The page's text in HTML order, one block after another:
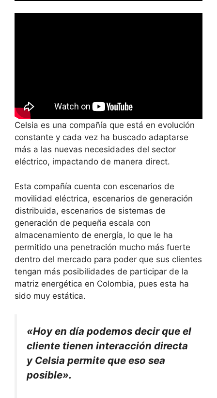
Celsia es una compañía que está en evolución
constante y cada vez ha buscado adaptarse
más a las nuevas necesidades del sector
eléctrico, impactando de manera direct.
Esta compañía cuenta con escenarios de
movilidad eléctrica, escenarios de generación
distribuida, escenarios de sistemas de
generación de pequeña escala con
almacenamiento de energía, lo que le ha
permitido una penetración mucho más fuerte
dentro del mercado para poder que sus clientes
tengan más posibilidades de participar de la
matriz energética en Colombia, pues esta ha
sido muy estática.
«Hoy en día podemos decir que el
cliente tienen interacción directa
y Celsia permite que eso sea
posible».